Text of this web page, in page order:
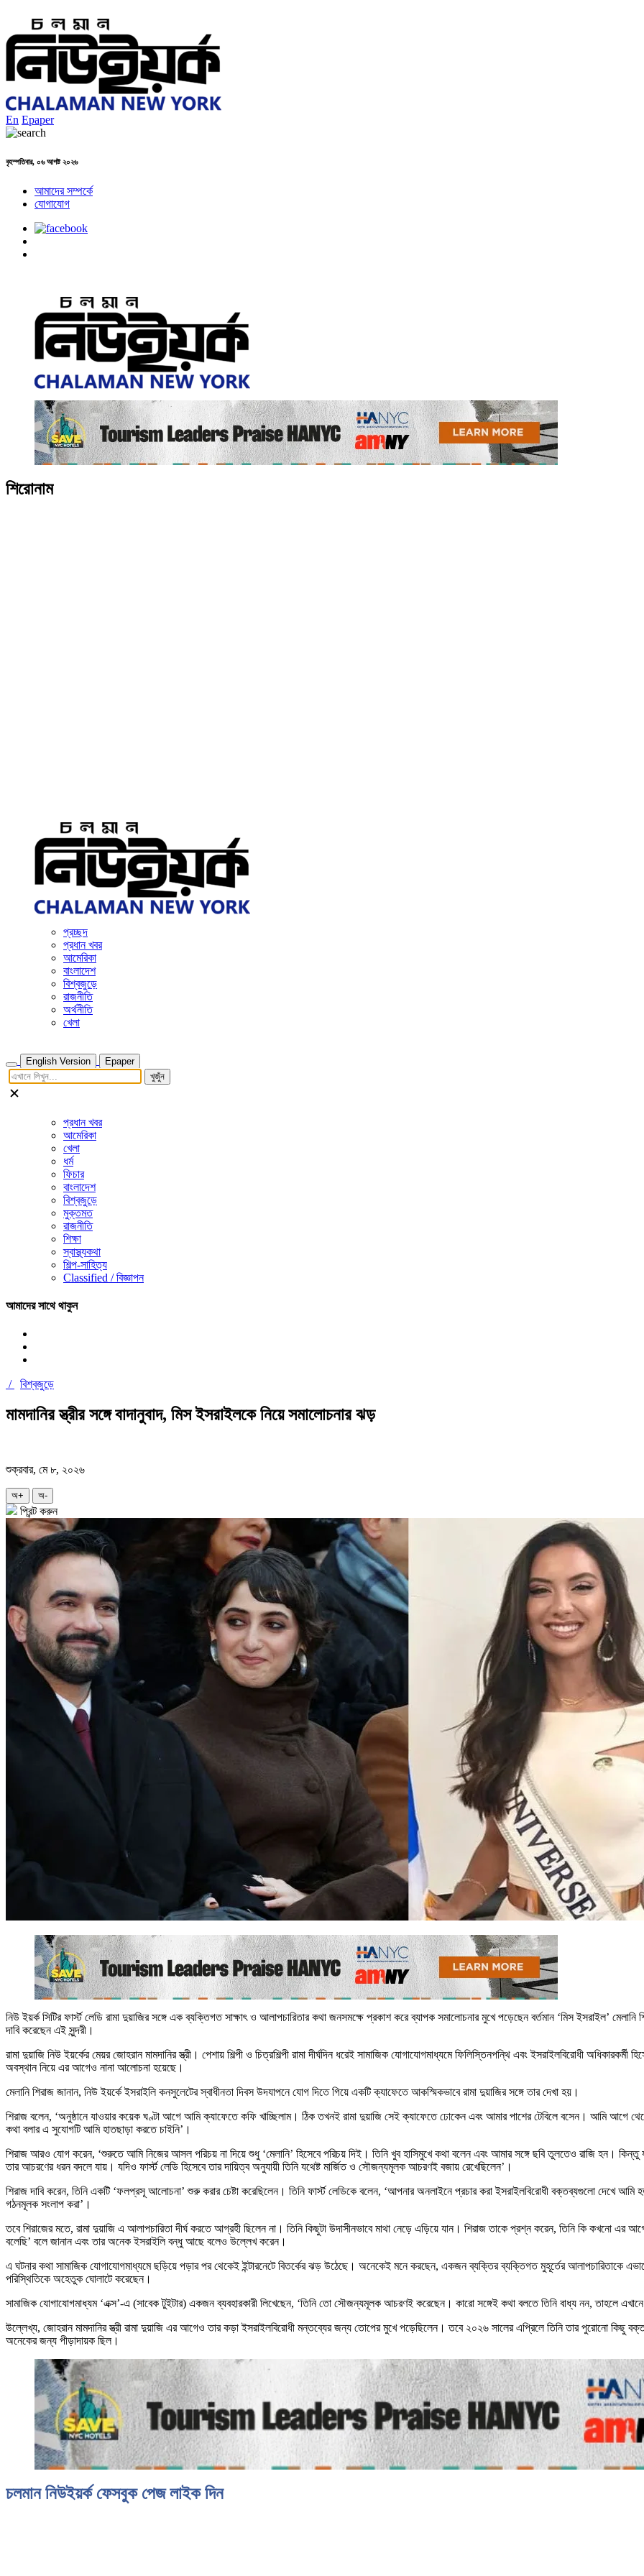
En Epaper
বৃহস্পতিবার, ০৬ আগষ্ট ২০২৬
আমাদের সম্পর্কে
যোগাযোগ
শিরোনাম
প্রচ্ছদ
প্রধান খবর
আমেরিকা
বাংলাদেশ
বিশ্বজুড়ে
রাজনীতি
অর্থনীতি
খেলা
English Version
Epaper
খুজুঁন
প্রধান খবর
আমেরিকা
খেলা
ধর্ম
ফিচার
বাংলাদেশ
বিশ্বজুড়ে
মুক্তমত
রাজনীতি
শিক্ষা
স্বাস্থ্যকথা
শিল্প-সাহিত্য
Classified / বিজ্ঞাপন
আমাদের সাথে থাকুন
/ বিশ্বজুড়ে
মামদানির স্ত্রীর সঙ্গে বাদানুবাদ, মিস ইসরাইলকে নিয়ে সমালোচনার ঝড়
শুক্রবার, মে ৮, ২০২৬
অ+ অ-
প্রিন্ট করুন
নিউ ইয়র্ক সিটির ফার্স্ট লেডি রামা দুয়াজির সঙ্গে এক ব্যক্তিগত সাক্ষাৎ ও আলাপচারিতার কথা জনসমক্ষে প্রকাশ করে ব্যাপক সমালোচনার মুখে পড়েছেন বর্তমান ‘মিস ইসরাইল’
দাবি করেছেন এই সুন্দরী।
রামা দুয়াজি নিউ ইয়র্কের মেয়র জোহরান মামদানির স্ত্রী। পেশায় শিল্পী ও চিত্রশিল্পী রামা দীর্ঘদিন ধরেই সামাজিক যোগাযোগমাধ্যমে ফিলিস্তিনপন্থি এবং ইসরাইলবিরোধী
অবস্থান নিয়ে এর আগেও নানা আলোচনা হয়েছে।
মেলানি শিরাজ জানান, নিউ ইয়র্কে ইসরাইলি কনসুলেটের স্বাধীনতা দিবস উদযাপনে যোগ দিতে গিয়ে একটি ক্যাফেতে আকস্মিকভাবে রামা দুয়াজির সঙ্গে তার দেখা হয়।
শিরাজ বলেন, ‘অনুষ্ঠানে যাওয়ার কয়েক ঘণ্টা আগে আমি ক্যাফেতে কফি খাচ্ছিলাম। ঠিক তখনই রামা দুয়াজি সেই ক্যাফেতে ঢোকেন এবং আমার পাশের টেবিলে বসেন। আমি আগে
কথা বলার এ সুযোগটি আমি হাতছাড়া করতে চাইনি’।
শিরাজ আরও যোগ করেন, ‘শুরুতে আমি নিজের আসল পরিচয় না দিয়ে শুধু ‘মেলানি’ হিসেবে পরিচয় দিই। তিনি খুব হাসিমুখে কথা বলেন এবং আমার সঙ্গে ছবি তুলতেও রাজি হন।
তার আচরণের ধরন বদলে যায়। যদিও ফার্স্ট লেডি হিসেবে তার দায়িত্ব অনুযায়ী তিনি যথেষ্ট মার্জিত ও সৌজন্যমূলক আচরণই বজায় রেখেছিলেন’।
শিরাজ দাবি করেন, তিনি একটি ‘ফলপ্রসূ আলোচনা’ শুরু করার চেষ্টা করেছিলেন। তিনি ফার্স্ট লেডিকে বলেন, ‘আপনার অনলাইনে প্রচার করা ইসরাইলবিরোধী বক্তব্যগুলো দেখে আমি
গঠনমূলক সংলাপ করা’।
তবে শিরাজের মতে, রামা দুয়াজি এ আলাপচারিতা দীর্ঘ করতে আগ্রহী ছিলেন না। তিনি কিছুটা উদাসীনভাবে মাথা নেড়ে এড়িয়ে যান। শিরাজ তাকে প্রশ্ন করেন, তিনি কি কখনো এর
বলেছি’ বলে জানান এবং তার অনেক ইসরাইলি বন্ধু আছে বলেও উল্লেখ করেন।
এ ঘটনার কথা সামাজিক যোগাযোগমাধ্যমে ছড়িয়ে পড়ার পর থেকেই ইন্টারনেটে বিতর্কের ঝড় উঠেছে। অনেকেই মনে করছেন, একজন ব্যক্তির ব্যক্তিগত মুহূর্তের আলাপচারিতাকে
পরিস্থিতিকে অহেতুক ঘোলাটে করেছেন।
সামাজিক যোগাযোগমাধ্যম ‘এক্স’-এ (সাবেক টুইটার) একজন ব্যবহারকারী লিখেছেন, ‘তিনি তো সৌজন্যমূলক আচরণই করেছেন। কারো সঙ্গেই কথা বলতে তিনি বাধ্য নন, তাহলে
উল্লেখ্য, জোহরান মামদানির স্ত্রী রামা দুয়াজি এর আগেও তার কড়া ইসরাইলবিরোধী মন্তব্যের জন্য তোপের মুখে পড়েছিলেন। তবে ২০২৬ সালের এপ্রিলে তিনি তার পুরোনো কিছু
অনেকের জন্য পীড়াদায়ক ছিল।
চলমান নিউইয়র্ক ফেসবুক পেজ লাইক দিন